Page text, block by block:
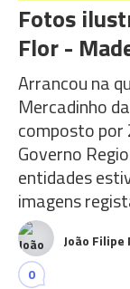
Fotos
Flor -
Arrancou na
Mercadinho
composto por
Governo
entidades
imagens
João Filipe
0